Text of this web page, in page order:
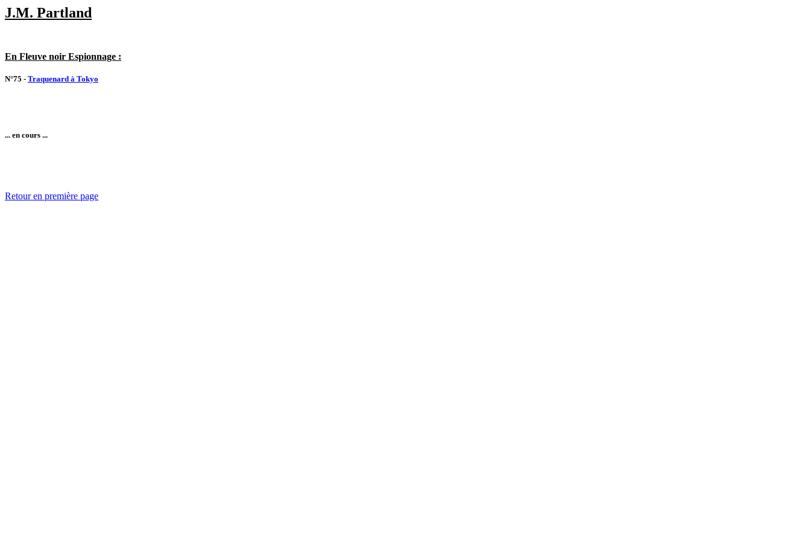
J.M. Partland
En Fleuve noir Espionnage :
N°75 - Traquenard à Tokyo
... en cours ...
Retour en première page